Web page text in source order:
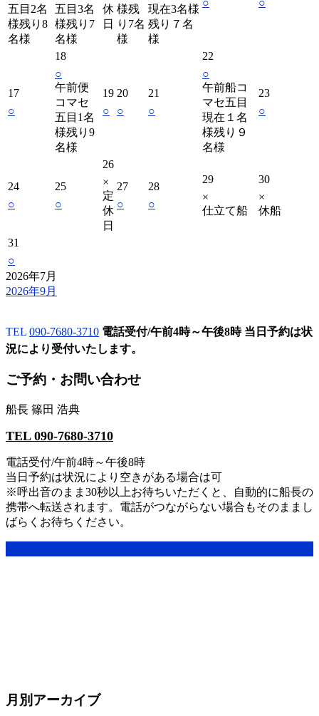
五目2名
様残り8
名様
五目3名
様残り7
名様
休
日
様残
り7名
様
現在3名様
残り７名
様
17
○
18
○
午前便
コマセ
五目1名
様残り9
名様
19
○
20
○
21
○
22
○
午前船コ
マセ五目
現在１名
様残り９
名様
23
○
24
○
25
○
26
×
定
休
日
27
○
28
○
29
×
仕立て船
30
×
休船
31
○
2026年7月
2026年9月
TEL 090-7680-3710 電話受付/午前4時～午後8時 当日予約は状
況により受付いたします。
ご予約・お問い合わせ
船長 篠田 浩典
TEL 090-7680-3710
電話受付/午前4時～午後8時
当日予約は状況により空きがある場合は可
※呼出音のまま30秒以上お待ちいただくと、自動的に船長の
携帯へ転送されます。電話がつながらない場合もそのままし
ばらくお待ちください。
月別アーカイブ